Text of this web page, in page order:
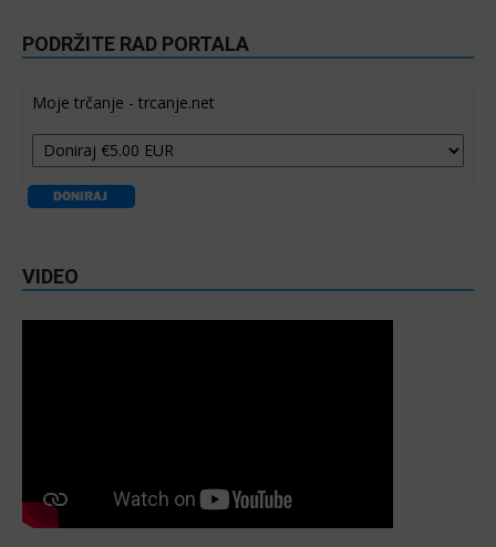
PODRŽITE RAD PORTALA
Moje trčanje - trcanje.net
VIDEO